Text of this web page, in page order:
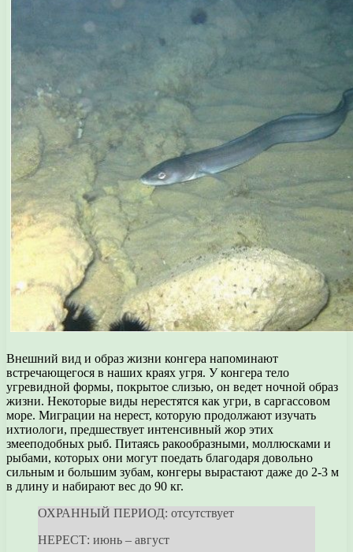
Внешний вид и образ жизни конгера напоминают
встречающегося в наших краях угря. У конгера тело
угревидной формы, покрытое слизью, он ведет ночной образ
жизни. Некоторые виды нерестятся как угри, в саргассовом
море. Миграции на нерест, которую продолжают изучать
ихтиологи, предшествует интенсивный жор этих
змееподобных рыб. Питаясь ракообразными, моллюсками и
рыбами, которых они могут поедать благодаря довольно
сильным и большим зубам, конгеры вырастают даже до 2-3 м
в длину и набирают вес до 90 кг.
ОХРАННЫЙ ПЕРИОД: отсутствует
НЕРЕСТ: июнь – август